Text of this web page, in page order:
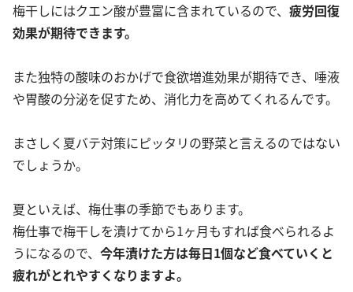
梅干しにはクエン酸が豊富に含まれているので、 疲労回復
効果が期待できます。
また独特の酸味のおかげで食欲増進効果が期待でき、唾液
や胃酸の分泌を促すため、消化力を高めてくれるんです。
まさしく夏バテ対策にピッタリの野菜と言えるのではない
でしょうか。
夏といえば、梅仕事の季節でもあります。
梅仕事で梅干しを漬けてから1ヶ月もすれば食べられるよ
うになるので、 今年漬けた方は毎日1個など食べていくと
疲れがとれやすくなりますよ。